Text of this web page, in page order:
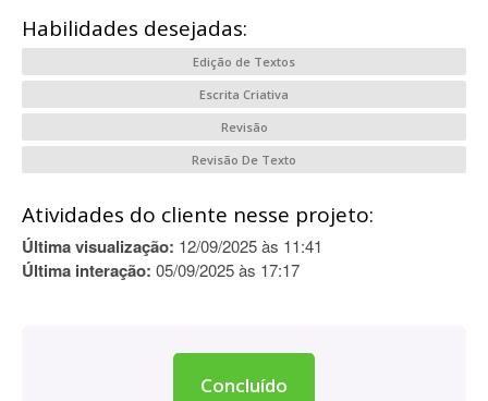
Habilidades desejadas:
Edição de Textos
Escrita Criativa
Revisão
Revisão De Texto
Atividades do cliente nesse projeto:
Última visualização: 12/09/2025 às 11:41
Última interação: 05/09/2025 às 17:17
Concluído